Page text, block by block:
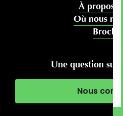
À propos
Où nous
Une question sur
Nous